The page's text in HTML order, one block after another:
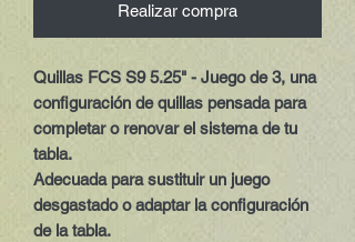
Realizar compra
Quillas FCS S9 5.25" - Juego de 3, una
configuración de quillas pensada para
completar o renovar el sistema de tu
tabla.
Adecuada para sustituir un juego
desgastado o adaptar la configuración
de la tabla.